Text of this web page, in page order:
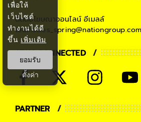
ติดต่อโฆษณาออนไลน์ อีเมลล์
teamsales_spring@nationgroup.com
STAY CONNECTED
PARTNER
เพื่อให้
เว็บไซต์
ทำงานได้ดี
ขึ้น เพิ่มเติม
ยอมรับ
ตั้งค่า